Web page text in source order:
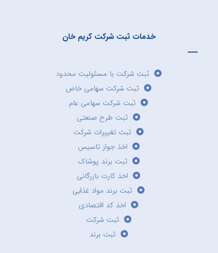
خدمات ثبت شرکت کریم خان
ثبت شرکت با مسئولیت محدود
ثبت شرکت سهامی خاص
ثبت شرکت سهامی عام
ثبت طرح صنعتی
ثبت تغییرات شرکت
اخذ جواز تاسیس
ثبت برند پوشاک
اخذ کارت بازرگانی
ثبت برند مواد غذایی
اخذ کد اقتصادی
ثبت شرکت
ثبت برند